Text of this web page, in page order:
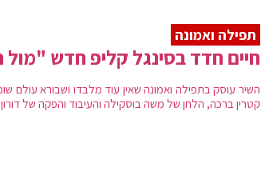
תפילה ואמונה
חיים חדד בסינגל קליפ חדש "מול
השיר עוסק בתפילה ואמונה שאין עוד מלבדו ושבורא עולם
קטרין ברכה, הלחן של משה בוסקילה והעיבוד והפקה של